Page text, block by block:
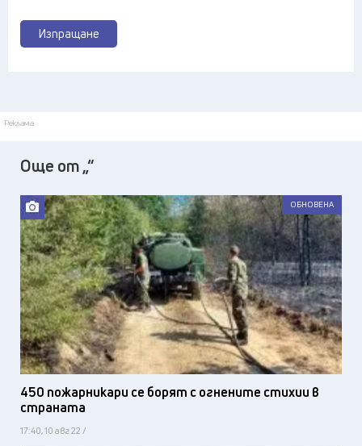
Изпращане
Реклама
Още от „“
ОБНОВЕНА
450 пожарникари се борят с огнените стихии в
страната
17:40, 10 авг 22 /